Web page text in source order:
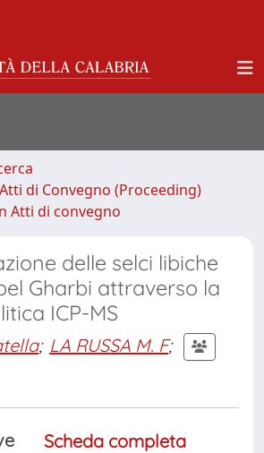
di Convegno (Proceeding)
Atti di convegno
delle selci libiche
Gharbi attraverso la
ICP-MS
; LA RUSSA M. F;
Scheda completa